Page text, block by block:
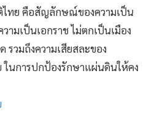
ไทย คือสัญลักษณ์ของความเป็น
ามเป็นเอกราช ไม่ตกเป็นเมือง
วมถึงความเสียสละของ
นการปกป้องรักษาแผ่นดินให้คง